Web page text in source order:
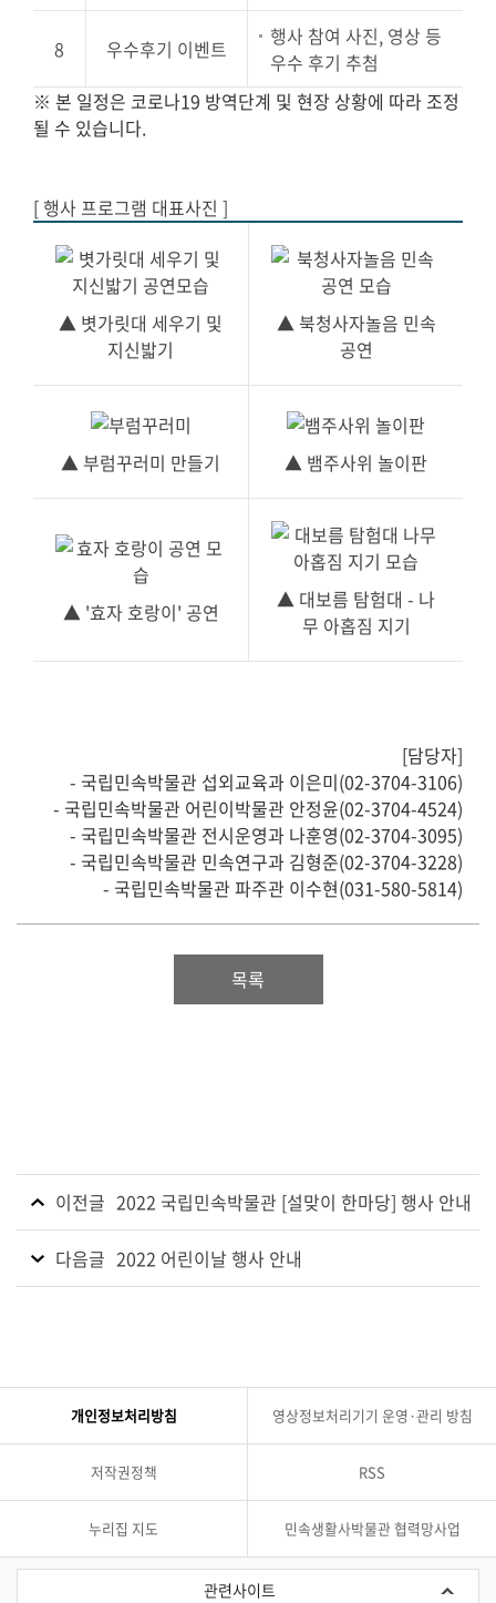
8 우수후기 이벤트
행사 참여 사진, 영상 등
우수 후기 추첨
※ 본 일정은 코로나19 방역단계 및 현장 상황에 따라 조정
될 수 있습니다.
[ 행사 프로그램 대표사진 ]
▲ 볏가릿대 세우기 및
지신밟기
▲ 북청사자놀음 민속
공연
▲ 부럼꾸러미 만들기 ▲ 뱀주사위 놀이판
▲ '효자 호랑이' 공연
▲ 대보름 탐험대 - 나
무 아홉짐 지기
[담당자]
- 국립민속박물관 섭외교육과 이은미(02-3704-3106)
- 국립민속박물관 어린이박물관 안정윤(02-3704-4524)
- 국립민속박물관 전시운영과 나훈영(02-3704-3095)
- 국립민속박물관 민속연구과 김형준(02-3704-3228)
- 국립민속박물관 파주관 이수현(031-580-5814)
목록
이전글 2022 국립민속박물관 [설맞이 한마당] 행사 안내
다음글 2022 어린이날 행사 안내
개인정보처리방침 영상정보처리기기 운영·관리 방침
저작권정책 RSS
누리집 지도 민속생활사박물관 협력망사업
관
관련사이트